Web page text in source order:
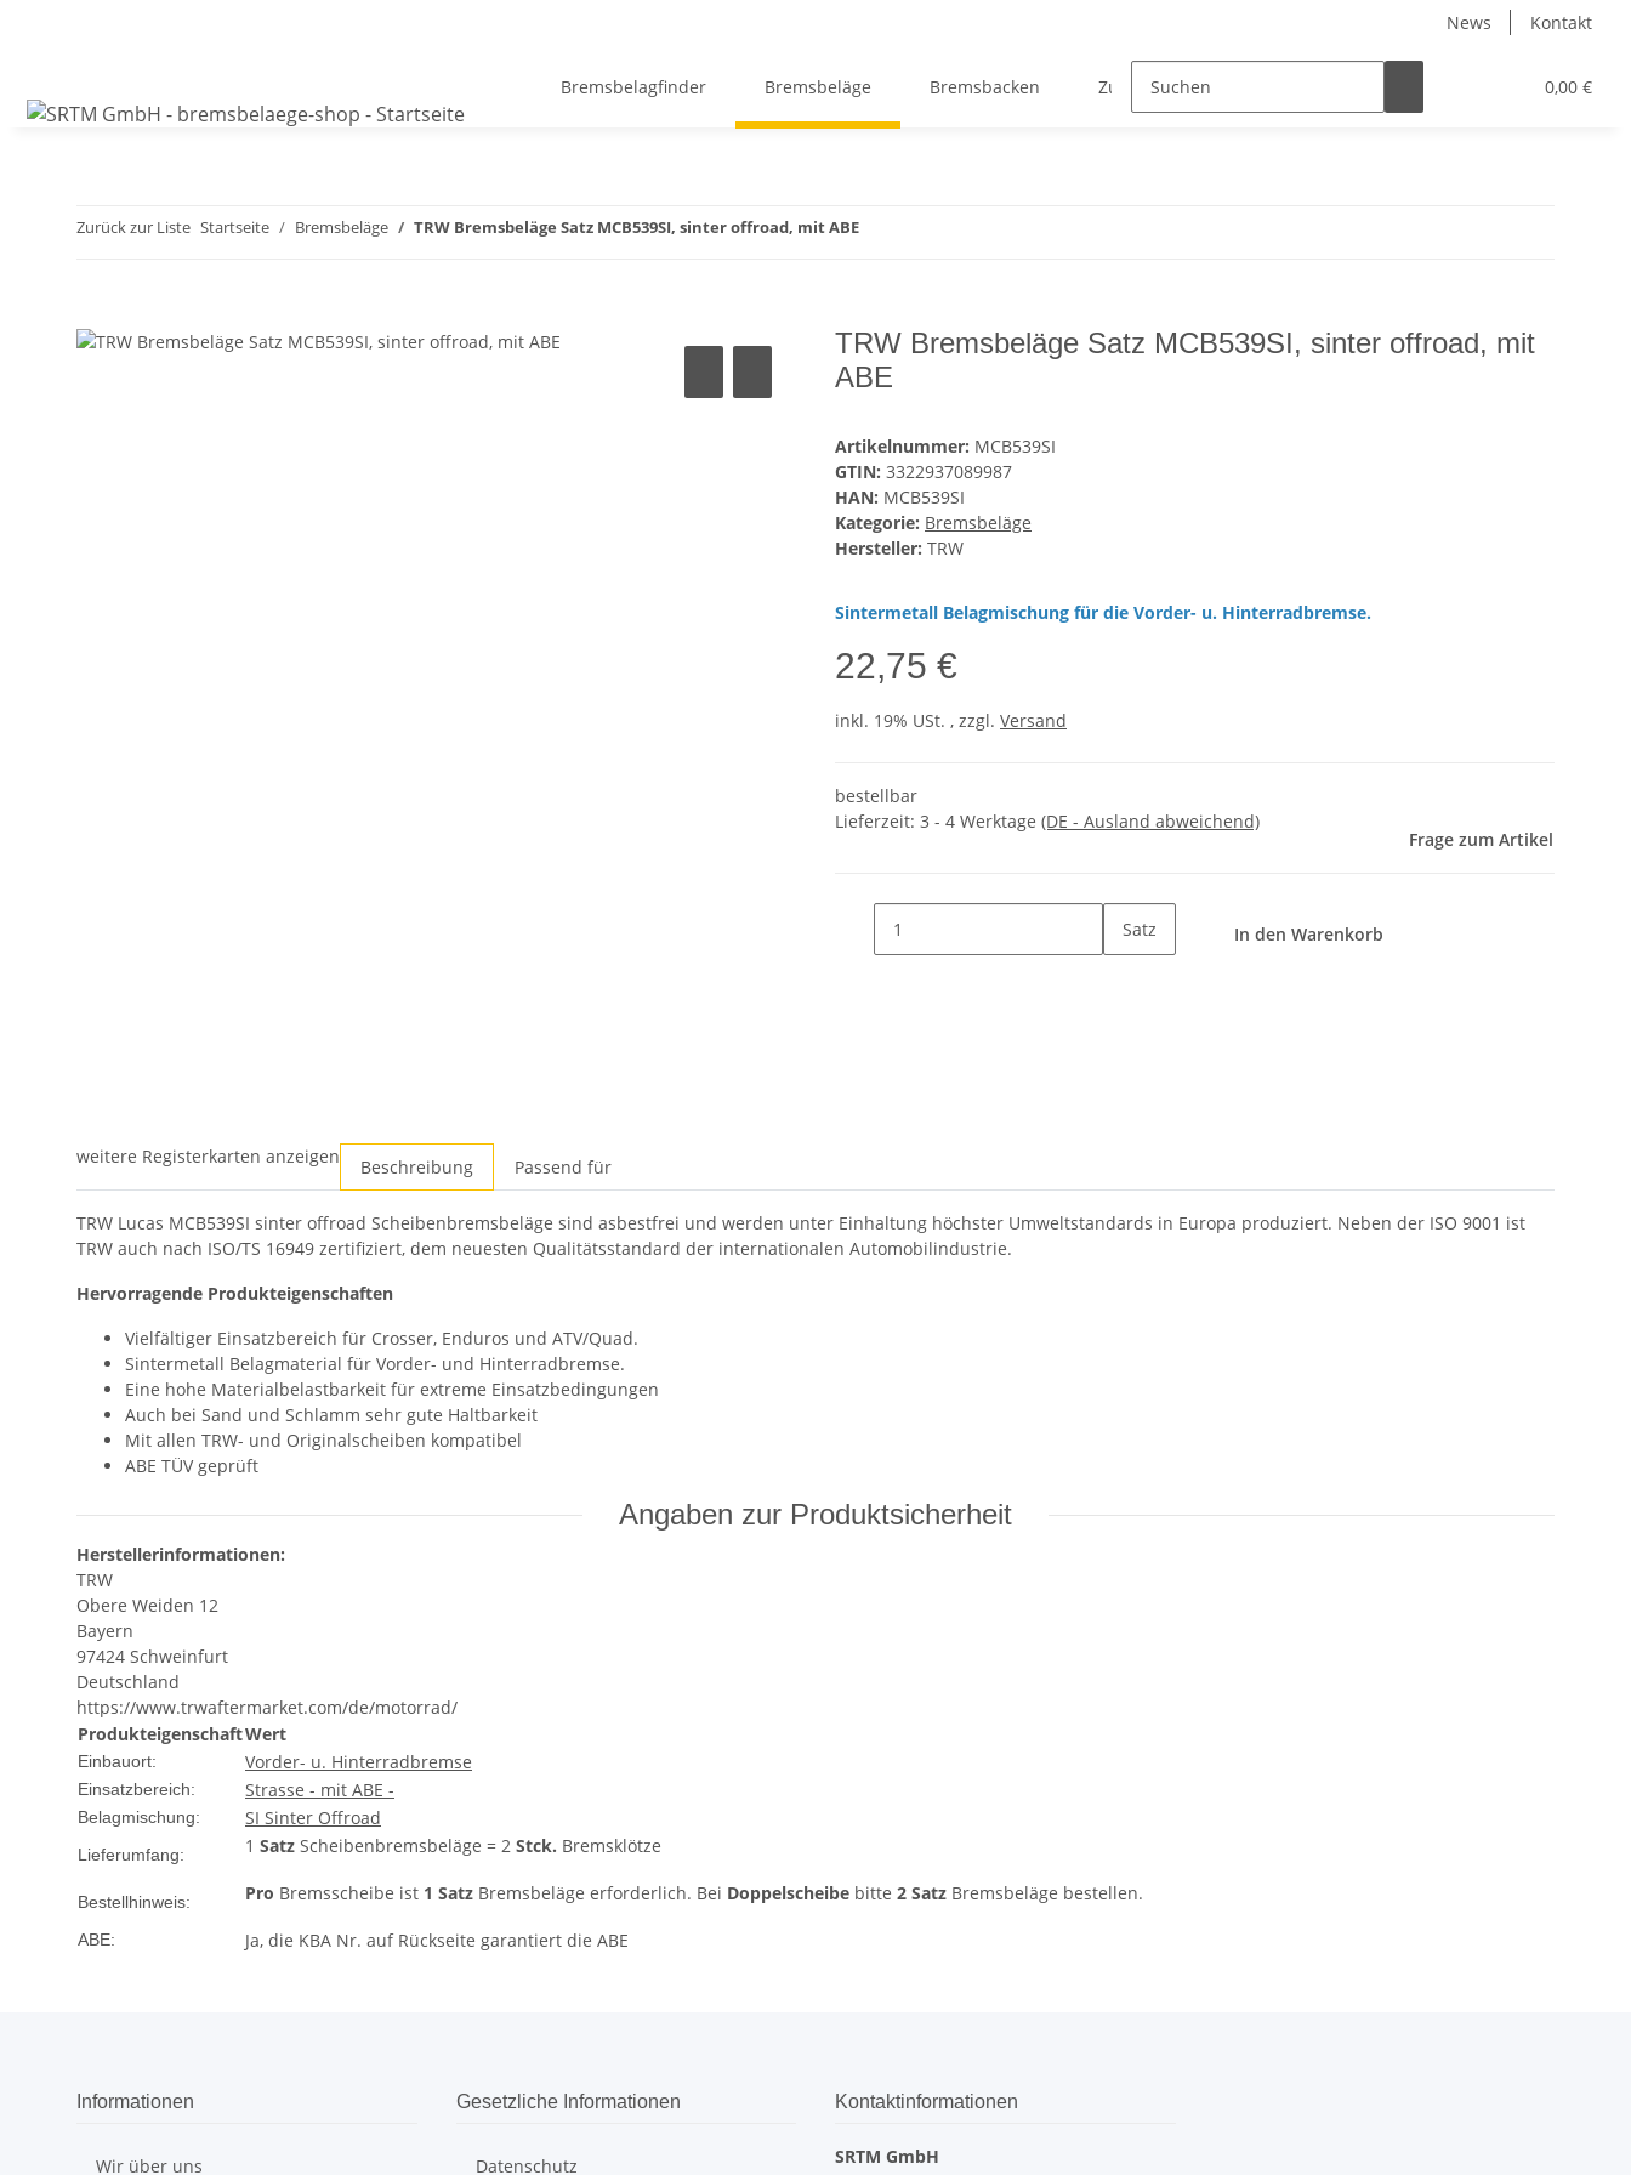
News Kontakt
0,00 €
Bremsbelagfinder Bremsbeläge Bremsbacken Zubehör
Zurück zur Liste Startseite Bremsbeläge TRW Bremsbeläge Satz MCB539SI, sinter offroad, mit ABE
TRW Bremsbeläge Satz MCB539SI, sinter offroad, mit
ABE
Artikelnummer: MCB539SI
GTIN: 3322937089987
HAN: MCB539SI
Kategorie: Bremsbeläge
Hersteller: TRW
Sintermetall Belagmischung für die Vorder- u. Hinterradbremse.
22,75 €
inkl. 19% USt. , zzgl. Versand
bestellbar
Lieferzeit: 3 - 4 Werktage (DE - Ausland abweichend)
Frage zum Artikel
Satz In den Warenkorb
weitere Registerkarten anzeigen Beschreibung Passend für
TRW Lucas MCB539SI sinter offroad Scheibenbremsbeläge sind asbestfrei und werden unter Einhaltung höchster Umweltstandards in Europa produziert. Neben der ISO 9001 ist
TRW auch nach ISO/TS 16949 zertifiziert, dem neuesten Qualitätsstandard der internationalen Automobilindustrie.
Hervorragende Produkteigenschaften
Vielfältiger Einsatzbereich für Crosser, Enduros und ATV/Quad.
Sintermetall Belagmaterial für Vorder- und Hinterradbremse.
Eine hohe Materialbelastbarkeit für extreme Einsatzbedingungen
Auch bei Sand und Schlamm sehr gute Haltbarkeit
Mit allen TRW- und Originalscheiben kompatibel
ABE TÜV geprüft
Angaben zur Produktsicherheit
Herstellerinformationen:
TRW
Obere Weiden 12
Bayern
97424 Schweinfurt
Deutschland
https://www.trwaftermarket.com/de/motorrad/
ProdukteigenschaftWert
Einbauort: Vorder- u. Hinterradbremse
Einsatzbereich: Strasse - mit ABE -
Belagmischung: SI Sinter Offroad
Lieferumfang: 1 Satz Scheibenbremsbeläge = 2 Stck. Bremsklötze
Bestellhinweis: Pro Bremsscheibe ist 1 Satz Bremsbeläge erforderlich. Bei Doppelscheibe bitte 2 Satz Bremsbeläge bestellen.
ABE: Ja, die KBA Nr. auf Rückseite garantiert die ABE
Informationen
Wir über uns
Gesetzliche Informationen
Datenschutz
Kontaktinformationen
SRTM GmbH